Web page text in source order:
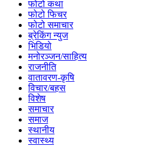
फोटो कथा
फोटो फिचर
फोटो समाचार
ब्रेकिंग न्युज
भिडियो
मनोरञ्जन/साहित्य
राजनीति
वातावरण-कृषि
विचार/बहस
विशेष
समाचार
समाज
स्थानीय
स्वास्थ्य